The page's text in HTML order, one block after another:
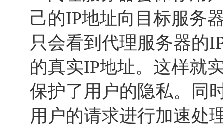
己的IP地址向目标服务
只会看到代理服务器的
的真实IP地址。这样就
保护了用户的隐私。同
用户的请求进行加速处